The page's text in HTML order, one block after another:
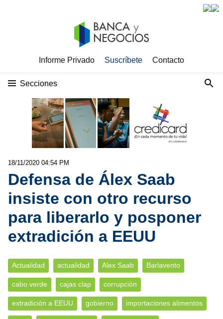
Informe Privado Suscríbete Contacto
Secciones
18/11/2020 04:54 PM
Defensa de Álex Saab
insiste con otro recurso
para liberarlo y posponer
extradición a EEUU
Actualidad actualidad Alex Saab Barlavento
cabo verde cajas clap corrupción
extradición a EEUU gobierno importaciones alimentos